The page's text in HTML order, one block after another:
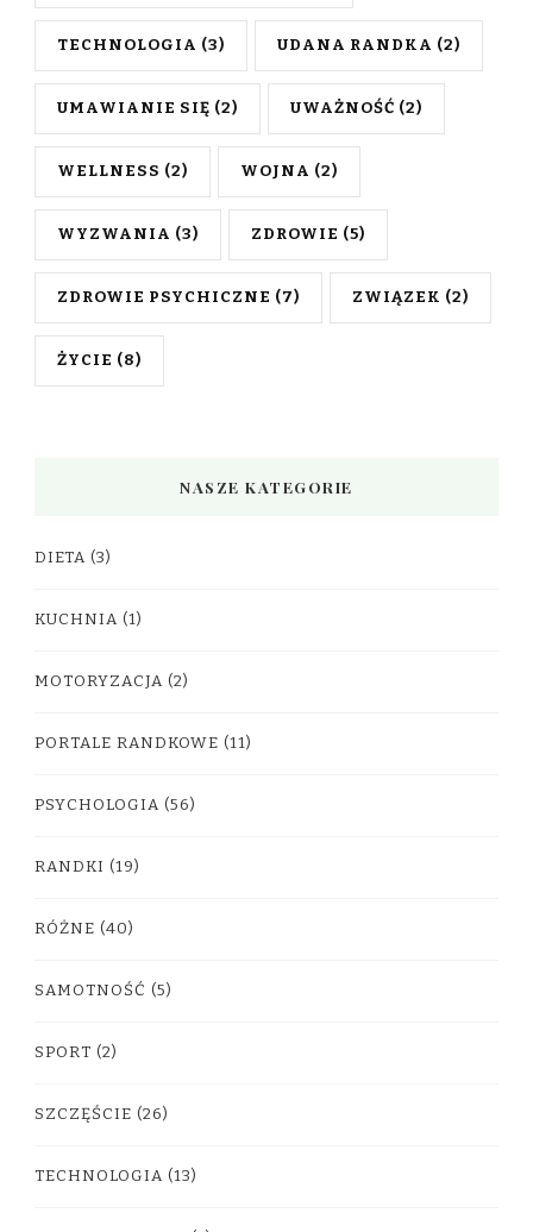
TECHNOLOGIA (3) UDANA RANDKA (2)
UMAWIANIE SIĘ (2) UWAŻNOŚĆ (2)
WELLNESS (2) WOJNA (2)
WYZWANIA (3) ZDROWIE (5)
ZDROWIE PSYCHICZNE (7) ZWIĄZEK (2)
ŻYCIE (8)
NASZE KATEGORIE
DIETA (3)
KUCHNIA (1)
MOTORYZACJA (2)
PORTALE RANDKOWE (11)
PSYCHOLOGIA (56)
RANDKI (19)
RÓŻNE (40)
SAMOTNOŚĆ (5)
SPORT (2)
SZCZĘŚCIE (26)
TECHNOLOGIA (13)